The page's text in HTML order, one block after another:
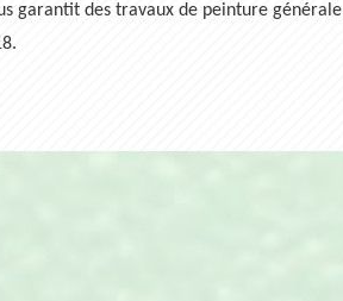
garantit des travaux de peinture générale